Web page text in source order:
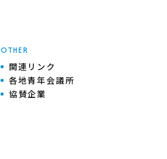
OTHER
関連リンク
各地青年会議所
協賛企業